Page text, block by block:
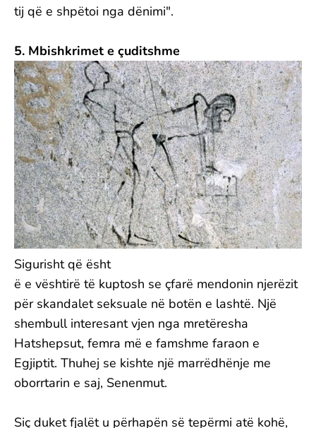
tij që e shpëtoi nga dënimi".
5. Mbishkrimet e çuditshme
Sigurisht që ësht
ë e vështirë të kuptosh se çfarë mendonin njerëzit
për skandalet seksuale në botën e lashtë. Një
shembull interesant vjen nga mretëresha
Hatshepsut, femra më e famshme faraon e
Egjiptit. Thuhej se kishte një marrëdhënje me
oborrtarin e saj, Senenmut.
Siç duket fjalët u përhapën së tepërmi atë kohë,